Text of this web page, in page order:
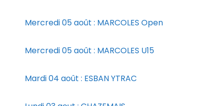
Mercredi 05 août : MARCOLES Open
Mercredi 05 août : MARCOLES U15
Mardi 04 août : ESBAN YTRAC